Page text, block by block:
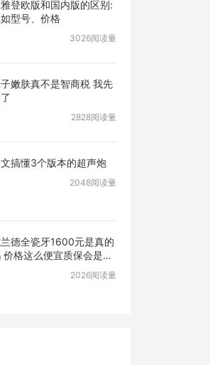
登欧版和国内版的区别:
型号、价格
3026阅读量
嫩肤真不是智商税 我先
2828阅读量
搞懂3个版本的超声炮
2048阅读量
兰德全瓷牙1600元是真的
价格这么便宜质保会是几
2026阅读量